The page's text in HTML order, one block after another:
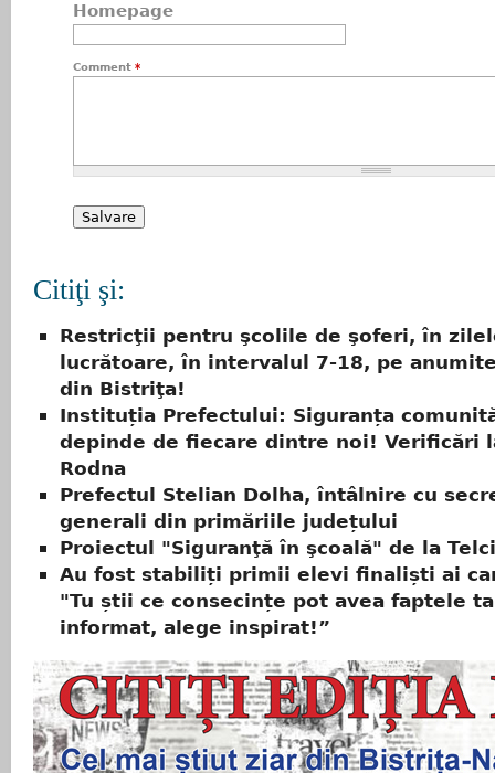
Homepage
Comment *
Citiţi şi:
Restricţii pentru şcolile de şoferi, în
lucrătoare, în intervalul 7-18, pe
din Bistriţa!
Instituția Prefectului: Siguranța
depinde de fiecare dintre noi! Verificări
Rodna
Prefectul Stelian Dolha, întâlnire cu
generali din primăriile județului
Proiectul "Siguranţă în şcoală" de la
Au fost stabiliți primii elevi finaliști ai
"Tu știi ce consecințe pot avea faptele
informat, alege inspirat!”